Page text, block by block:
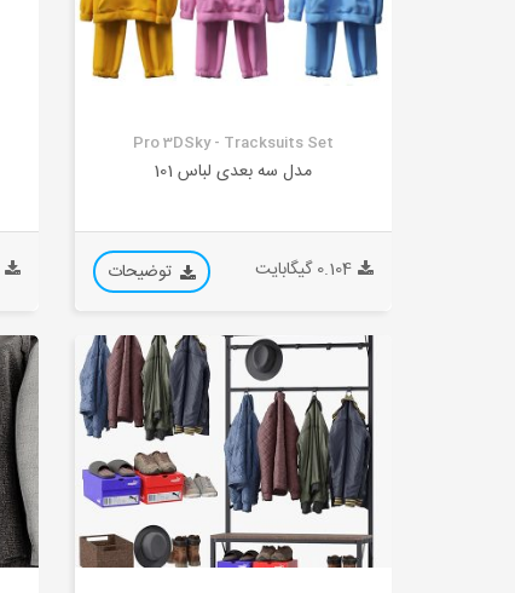
Pro 3DSky - Tracksuits Set
مدل سه بعدی لباس 101
0.104 گیگابایت توضیحات